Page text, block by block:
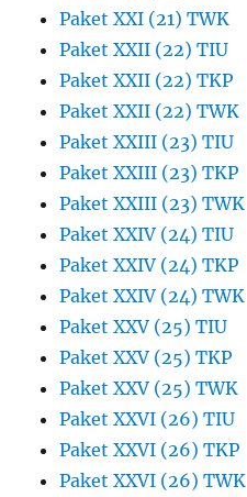
Paket XXI (21) TWK
Paket XXII (22) TIU
Paket XXII (22) TKP
Paket XXII (22) TWK
Paket XXIII (23) TIU
Paket XXIII (23) TKP
Paket XXIII (23) TWK
Paket XXIV (24) TIU
Paket XXIV (24) TKP
Paket XXIV (24) TWK
Paket XXV (25) TIU
Paket XXV (25) TKP
Paket XXV (25) TWK
Paket XXVI (26) TIU
Paket XXVI (26) TKP
Paket XXVI (26) TWK